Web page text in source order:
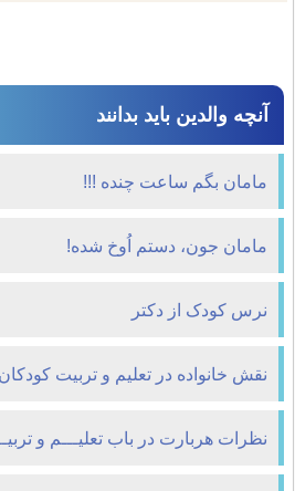
آنچه والدین باید بدانند
مامان بگم ساعت چنده !!!
مامان جون، دستم اُوخ شده!
نرس کودک از دکتر
نقش خانواده در تعلیم و تربیت
نظرات هربارت در باب تعلیـــم و